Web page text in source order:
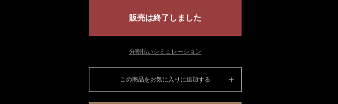
販売は終了しました
分割払いシミュレーション
この商品をお気に入りに追加する